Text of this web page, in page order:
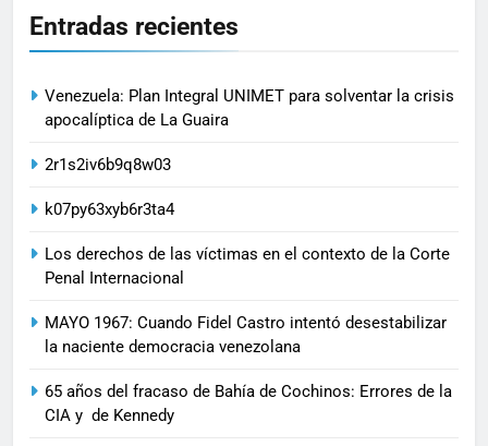
Entradas recientes
Venezuela: Plan Integral UNIMET para solventar la crisis
apocalíptica de La Guaira
2r1s2iv6b9q8w03
k07py63xyb6r3ta4
Los derechos de las víctimas en el contexto de la Corte
Penal Internacional
MAYO 1967: Cuando Fidel Castro intentó desestabilizar
la naciente democracia venezolana
65 años del fracaso de Bahía de Cochinos: Errores de la
CIA y de Kennedy